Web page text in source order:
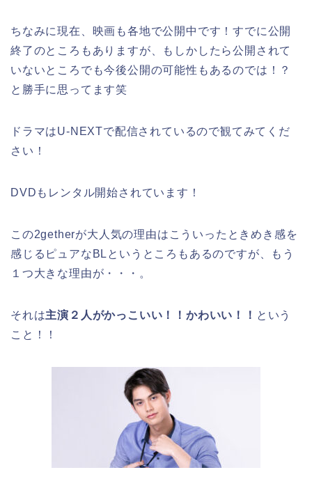
ちなみに現在、映画も各地で公開中です！すでに公開
終了のところもありますが、もしかしたら公開されて
いないところでも今後公開の可能性もあるのでは！？
と勝手に思ってます笑
ドラマはU-NEXTで配信されているので観てみてくだ
さい！
DVDもレンタル開始されています！
この2getherが大人気の理由はこういったときめき感を
感じるピュアなBLというところもあるのですが、もう
１つ大きな理由が・・・。
それは主演２人がかっこいい！！かわいい！！ という
こと！！